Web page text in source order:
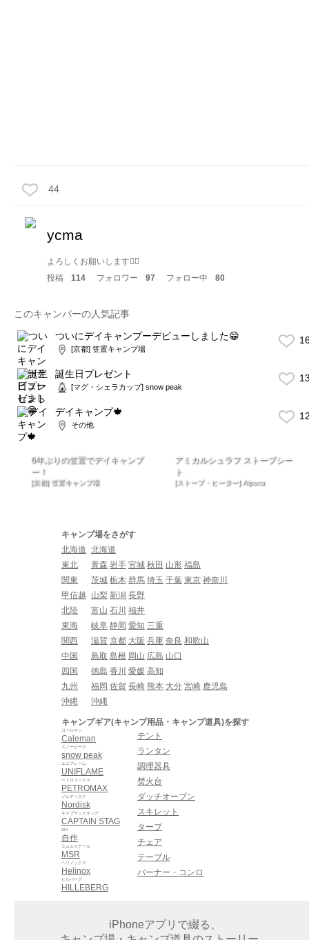
44
ycma
よろしくお願いします🙇‍♂️
投稿
114 フォロワー 97 フォロー中 80
このキャンパーの人気記事
ついにデイキャンプーデビューしました😁
[京都] 笠置キャンプ場
誕生日プレゼント
[マグ・シェラカップ] snow peak
デイキャンプ🍁
その他
6年ぶりの笠置でデイキャンプ
ー！
[京都] 笠置キャンプ場
アミカルシュラフ ストーブシー
ト
[ストーブ・ヒーター] Alpaca
キャンプ場をさがす
北海道 北海道
東北
青森 岩手 宮城 秋田 山形 福島
関東
茨城 栃木 群馬 埼玉 千葉 東京 神奈川
甲信越
山梨 新潟 長野
北陸
富山 石川 福井
東海
岐阜 静岡 愛知 三重
関西
滋賀 京都 大阪 兵庫 奈良 和歌山
中国
鳥取 島根 岡山 広島 山口
四国
徳島 香川 愛媛 高知
九州
福岡 佐賀 長崎 熊本 大分 宮崎 鹿児島
沖縄
沖縄
キャンプギア(キャンプ用品・キャンプ道具)を探す
Caleman
コールマン
snow peak
スノーピーク
UNIFLAME
ユニフレーム
PETROMAX
ペトロマックス
Nordisk
ノルディスク
CAPTAIN STAG
キャプテンスタッグ
自作
DIY
MSR
エムエスアール
Helinox
ヘリノックス
HILLEBERG
ヒルバーグ
テント
ランタン
調理器具
焚火台
ダッチオーブン
スキレット
タープ
チェア
テーブル
バーナー・コンロ
iPhoneアプリで綴る、